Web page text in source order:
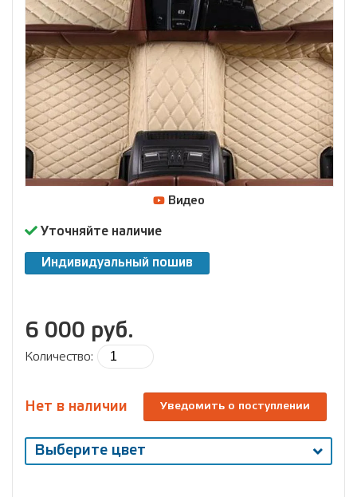
Уточняйте наличие
Индивидуальный пошив
6 000 руб.
Количество:
Нет в наличии Уведомить о поступлении
Видео
Выберите цвет
Выберите